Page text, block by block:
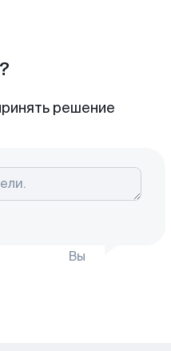
решение
Вы